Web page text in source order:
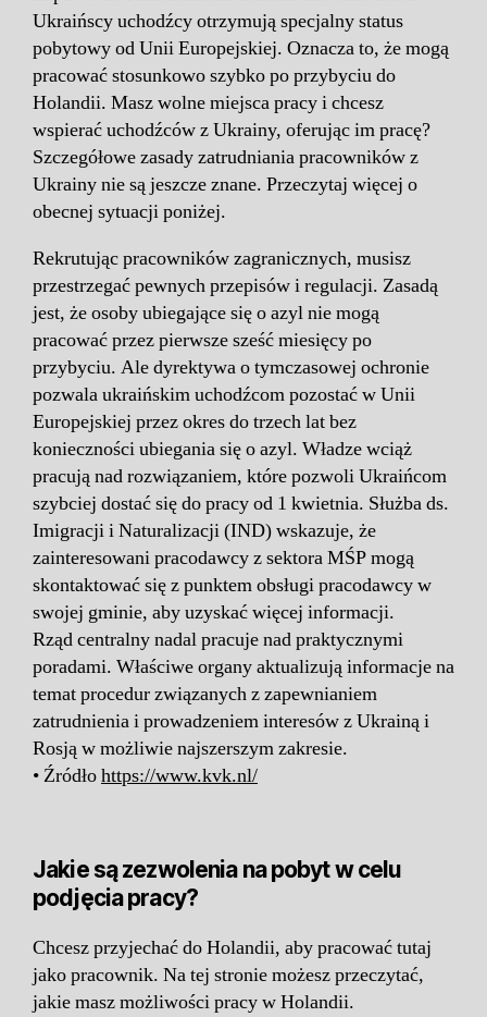
Ukraińscy uchodźcy otrzymują specjalny status
pobytowy od Unii Europejskiej. Oznacza to, że mogą
pracować stosunkowo szybko po przybyciu do
Holandii. Masz wolne miejsca pracy i chcesz
wspierać uchodźców z Ukrainy, oferując im pracę?
Szczegółowe zasady zatrudniania pracowników z
Ukrainy nie są jeszcze znane. Przeczytaj więcej o
obecnej sytuacji poniżej.
Rekrutując pracowników zagranicznych, musisz
przestrzegać pewnych przepisów i regulacji. Zasadą
jest, że osoby ubiegające się o azyl nie mogą
pracować przez pierwsze sześć miesięcy po
przybyciu. Ale dyrektywa o tymczasowej ochronie
pozwala ukraińskim uchodźcom pozostać w Unii
Europejskiej przez okres do trzech lat bez
konieczności ubiegania się o azyl. Władze wciąż
pracują nad rozwiązaniem, które pozwoli Ukraińcom
szybciej dostać się do pracy od 1 kwietnia. Służba ds.
Imigracji i Naturalizacji (IND) wskazuje, że
zainteresowani pracodawcy z sektora MŚP mogą
skontaktować się z punktem obsługi pracodawcy w
swojej gminie, aby uzyskać więcej informacji.
Rząd centralny nadal pracuje nad praktycznymi
poradami. Właściwe organy aktualizują informacje na
temat procedur związanych z zapewnianiem
zatrudnienia i prowadzeniem interesów z Ukrainą i
Rosją w możliwie najszerszym zakresie.
• Źródłohttps://www.kvk.nl/
Jakie są zezwolenia na pobyt w celu
podjęcia pracy?
Chcesz przyjechać do Holandii, aby pracować tutaj
jako pracownik. Na tej stronie możesz przeczytać,
jakie masz możliwości pracy w Holandii.